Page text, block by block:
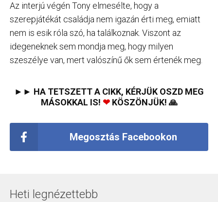
Az interjú végén Tony elmesélte, hogy a
szerepjátékát családja nem igazán érti meg, emiatt
nem is esik róla szó, ha találkoznak. Viszont az
idegeneknek sem mondja meg, hogy milyen
szeszélye van, mert valószínű ők sem értenék meg.
►► HA TETSZETT A CIKK, KÉRJÜK OSZD MEG
MÁSOKKAL IS! ❤KÖSZÖNJÜK! 🙏
Megosztás Facebookon
Heti legnézettebb